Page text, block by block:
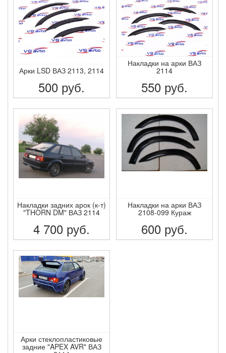
Арки LSD ВАЗ 2113, 2114
500 руб.
ПОДРОБНЕЕ
Накладки на арки ВАЗ
2114
550 руб.
ПОДРОБНЕЕ
Накладки задних арок (к-т)
"THORN DM" ВАЗ 2114
4 700 руб.
ПОДРОБНЕЕ
Накладки на арки ВАЗ
2108-099 Кураж
600 руб.
Арки стеклопластиковые
задние "APEX AVR" ВАЗ